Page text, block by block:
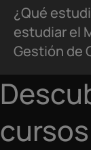
¿Qué
estudiar el
Gestión de